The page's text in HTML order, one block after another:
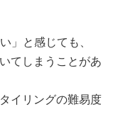
」と感じても、
てしまうことがあ
イリングの難易度